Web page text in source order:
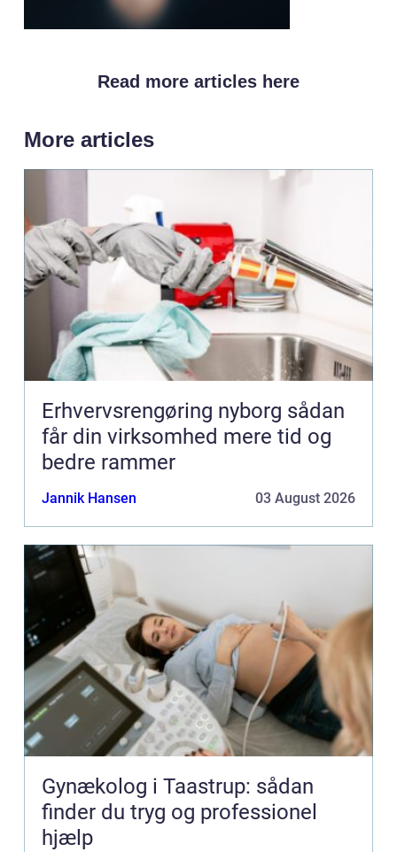
Read more articles here
More articles
Erhvervsrengøring nyborg sådan
får din virksomhed mere tid og
bedre rammer
Jannik Hansen 03 August 2026
Gynækolog i Taastrup: sådan
finder du tryg og professionel
hjælp